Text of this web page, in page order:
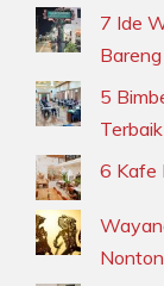
7 Ide
5
6 Kafe